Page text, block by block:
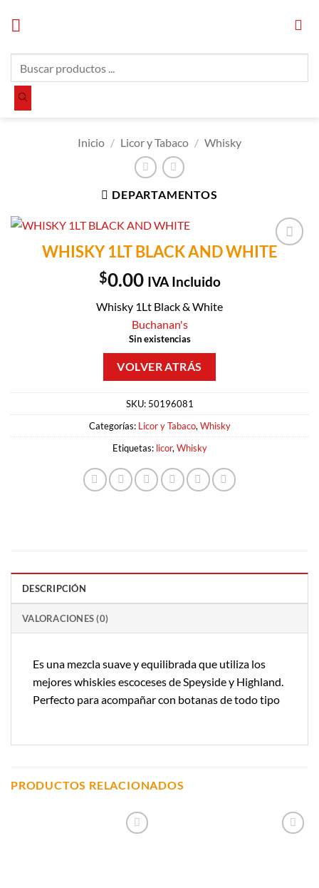
productos
Inicio / Licor y Tabaco / Whisky
DEPARTAMENTOS
Añadir a
WHISKY 1LT BLACK AND WHITE
$0.00 IVA Incluido
Whisky 1Lt Black & White
Buchanan's
Sin existencias
SKU: 50196081
Categorías: Licor y Tabaco, Whisky
Etiquetas: licor, Whisky
DESCRIPCIÓN
VALORACIONES (0)
Es una mezcla suave y equilibrada que utiliza los
mejores whiskies escoceses de Speyside y Highland.
Perfecto para acompañar con botanas de todo tipo
PRODUCTOS RELACIONADOS